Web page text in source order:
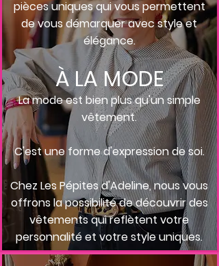
pièces uniques qui vous permettent
de vous démarquer avec style et
élégance.
À LA MODE
La mode est bien plus qu'un simple
vêtement.
C'est une forme d'expression de soi.
Chez Les Pépites d'Adeline, nous vous
offrons la possibilité de découvrir des
vêtements qui reflètent votre
personnalité et votre style uniques.